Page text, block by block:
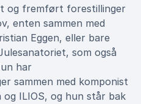
og fremført forestillinger
enten sammen med
Eggen, eller bare
som også
har
sammen med komponist
ILIOS, og hun står bak